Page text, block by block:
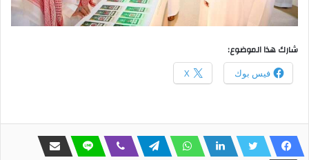
شارك هذا الموضوع:
فيس بوك X